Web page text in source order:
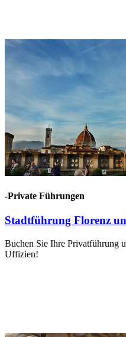
-Private Führungen
Stadtführung Florenz
Buchen Sie Ihre Privatführung
Uffizien!